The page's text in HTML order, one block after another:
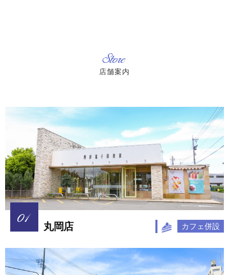
Store
店舗案内
丸岡店 カフェ併設